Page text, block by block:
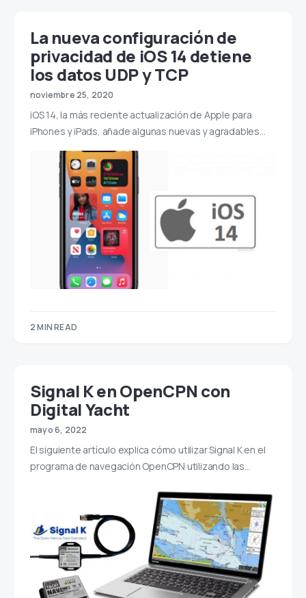
La nueva configuración de
privacidad de iOS 14 detiene
los datos UDP y TCP
noviembre 25, 2020
iOS 14, la más reciente actualización de Apple para
iPhones y iPads, añade algunas nuevas y agradables…
2 MIN READ
Signal K en OpenCPN con
Digital Yacht
mayo 6, 2022
El siguiente artículo explica cómo utilizar Signal K en el
programa de navegación OpenCPN utilizando las…